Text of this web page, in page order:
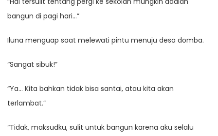
bangun di pagi hari…”
Iluna menguap saat melewati pintu menuju desa domba.
“Sangat sibuk!”
“Ya… Kita bahkan tidak bisa santai, atau kita akan
terlambat.”
“Tidak, maksudku, sulit untuk bangun karena aku selalu